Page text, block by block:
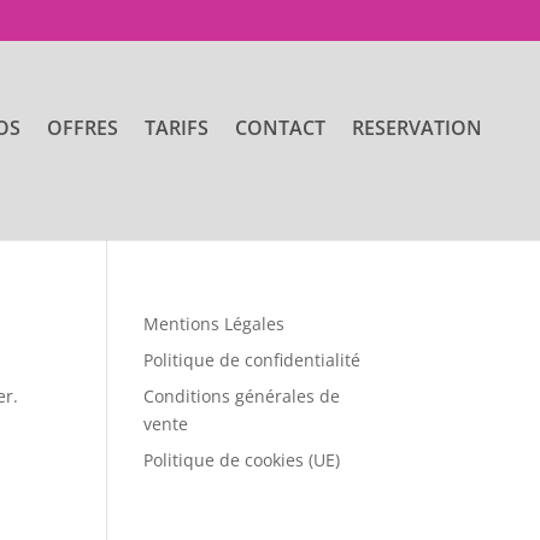
OFFRES TARIFS CONTACT RESERVATION
Mentions Légales
Politique de confidentialité
Conditions générales de
vente
Politique de cookies (UE)